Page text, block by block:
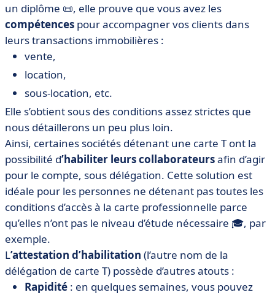
un diplôme 📜, elle prouve que vous avez les
compétences pour accompagner vos clients dans
leurs transactions immobilières :
vente,
location,
sous-location, etc.
Elle s’obtient sous des conditions assez strictes que
nous détaillerons un peu plus loin.
Ainsi, certaines sociétés détenant une carte T ont la
possibilité d’habiliter leurs collaborateursafin d’agir
pour le compte, sous délégation. Cette solution est
idéale pour les personnes ne détenant pas toutes les
conditions d’accès à la carte professionnelle parce
qu’elles n’ont pas le niveau d’étude nécessaire 🎓, par
exemple.
L’attestation d’habilitation (l’autre nom de la
délégation de carte T) possède d’autres atouts :
Rapidité : en quelques semaines, vous pouvez